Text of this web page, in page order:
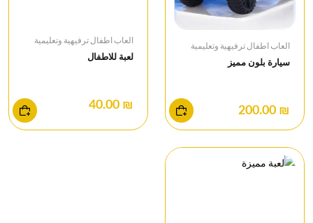
العاب اطفال ترفيهية وتعليمية
سيارة بلون مميز
₪ 200.00
العاب اطفال ترفيهية وتعليمية
لعبة للاطفال
₪ 40.00